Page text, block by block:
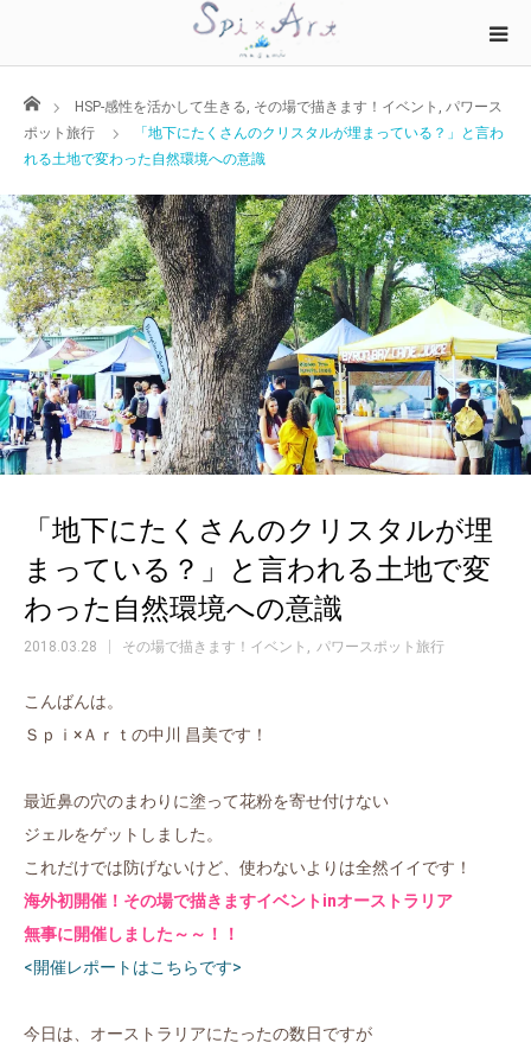
ホームHSP-感性を活かして生きる, その場で描きます！イベント , パワース
ポット旅行
「地下にたくさんのクリスタルが埋まっている？」と言わ
れる土地で変わった自然環境への意識
「地下にたくさんのクリスタルが埋
まっている？」と言われる土地で変
わった自然環境への意識
2018.03.28 その場で描きます！イベント パワースポット旅行
こんばんは。
Ｓｐｉ×Ａｒｔの中川 昌美です！
最近鼻の穴のまわりに塗って花粉を寄せ付けない
ジェルをゲットしました。
これだけでは防げないけど、使わないよりは全然イイです！
海外初開催！その場で描きますイベントinオーストラリア
無事に開催しました～～！！
<開催レポートはこちらです>
今日は、オーストラリアにたったの数日ですが